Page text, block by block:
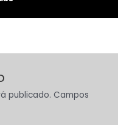
publicado. Campos